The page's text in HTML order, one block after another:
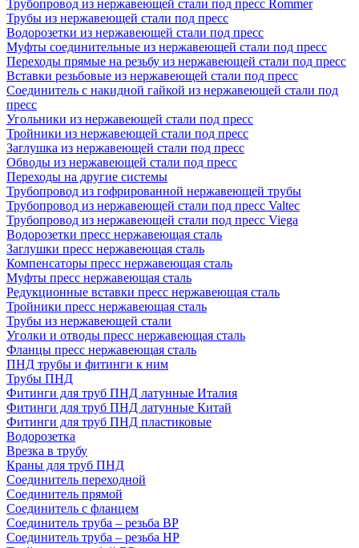
Трубопровод из нержавеющей стали под пресс Rommer
Трубы из нержавеющей стали под пресс
Водорозетки из нержавеющей стали под пресс
Муфты соединительные из нержавеющей стали под пресс
Переходы прямые на резьбу из нержавеющей стали под пресс
Вставки резьбовые из нержавеющей стали под пресс
Соединитель с накидной гайкой из нержавеющей стали под
пресс
Угольники из нержавеющей стали под пресс
Тройники из нержавеющей стали под пресс
Заглушка из нержавеющей стали под пресс
Обводы из нержавеющей стали под пресс
Переходы на другие системы
Трубопровод из гофрированной нержавеющей трубы
Трубопровод из нержавеющей стали под пресс Valtec
Трубопровод из нержавеющей стали под пресс Viega
Водорозетки пресс нержавеющая сталь
Заглушки пресс нержавеющая сталь
Компенсаторы пресс нержавеющая сталь
Муфты пресс нержавеющая сталь
Редукционные вставки пресс нержавеющая сталь
Тройники пресс нержавеющая сталь
Трубы из нержавеющей стали
Уголки и отводы пресс нержавеющая сталь
Фланцы пресс нержавеющая сталь
ПНД трубы и фитинги к ним
Трубы ПНД
Фитинги для труб ПНД латунные Италия
Фитинги для труб ПНД латунные Китай
Фитинги для труб ПНД пластиковые
Водорозетка
Врезка в трубу
Краны для труб ПНД
Соединитель переходной
Соединитель прямой
Соединитель с фланцем
Соединитель труба – резьба ВР
Соединитель труба – резьба НР